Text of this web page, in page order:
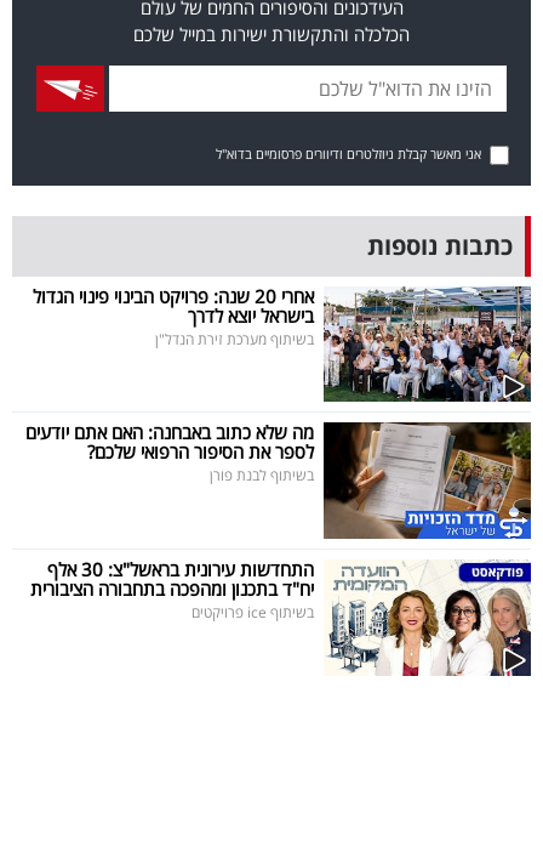
שיתופי
פעולה
דרושים
ניוזלטרים
מייל
אדום
פרסמו
באייס
עקבו
העידכונים והסיפורים החמים של עולם
הכלכלה והתקשורת ישירות במייל שלכם
אני מאשר קבלת ניוזלטרים ודיוורים פרסומיים בדוא"ל
כתבות נוספות
אחרי 20 שנה: פרויקט הבינוי פינוי הגדול
בישראל יוצא לדרך
בשיתוף מערכת זירת הנדל"ן
מה שלא כתוב באבחנה: האם אתם יודעים
לספר את הסיפור הרפואי שלכם?
בשיתוף לבנת פורן
התחדשות עירונית בראשל"צ: 30 אלף
יח"ד בתכנון ומהפכה בתחבורה הציבורית
בשיתוף ice פרויקטים